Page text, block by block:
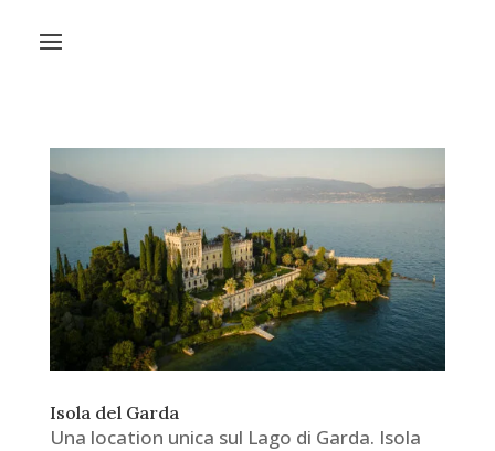
Isola del Garda
Una location unica sul Lago di Garda. Isola